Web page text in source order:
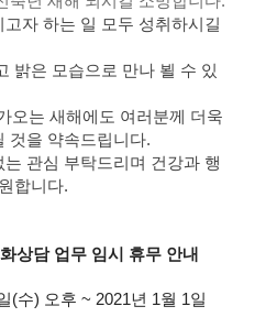
자 하는 일 모두 성취하시길
밝은 모습으로 만나 뵐 수 있
오는 새해에도 여러분께 더욱
것을 약속드립니다.
는 관심 부탁드리며 건강과 행
합니다.
상담 업무 임시 휴무 안내
(수) 오후 ~ 2021년 1월 1일